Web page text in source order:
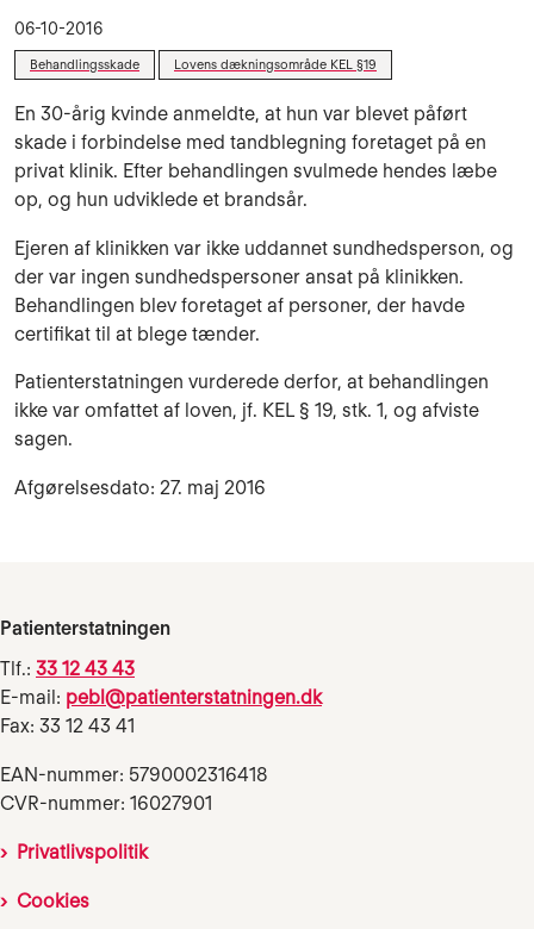
06-10-2016
Behandlingsskade Lovens dækningsområde KEL §19
En 30-årig kvinde anmeldte, at hun var blevet påført
skade i forbindelse med tandblegning foretaget på en
privat klinik. Efter behandlingen svulmede hendes læbe
op, og hun udviklede et brandsår.
Ejeren af klinikken var ikke uddannet sundhedsperson, og
der var ingen sundhedspersoner ansat på klinikken.
Behandlingen blev foretaget af personer, der havde
certifikat til at blege tænder.
Patienterstatningen vurderede derfor, at behandlingen
ikke var omfattet af loven, jf. KEL § 19, stk. 1, og afviste
sagen.
Afgørelsesdato: 27. maj 2016
Patienterstatningen
Tlf.: 33 12 43 43
E-mail: pebl@patienterstatningen.dk
Fax: 33 12 43 41
EAN-nummer: 5790002316418
CVR-nummer: 16027901
Privatlivspolitik
Cookies